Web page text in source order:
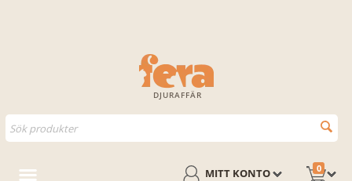
DJURAFFÄR
0
MITT KONTO